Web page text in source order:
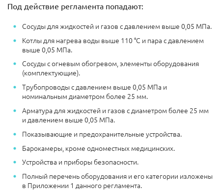
Под действие регламента попадают:
Сосуды для жидкостей и газов с давлением выше 0,05 МПа.
Котлы для нагрева воды выше 110 °C и пара с давлением
выше 0,05 МПа.
Сосуды с огневым обогревом, элементы оборудования
(комплектующие).
Трубопроводы с давлением выше 0,05 МПа и
номинальным диаметром более 25 мм.
Арматура для жидкостей и газов c диаметром более 25 мм
и давлением выше 0,05 МПа.
Показывающие и предохранительные устройства.
Барокамеры, кроме одноместных медицинских.
Устройства и приборы безопасности.
Полный перечень оборудования и его категории изложены
в Приложении 1 данного регламента.